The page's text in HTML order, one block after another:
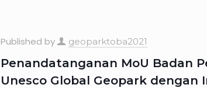
Published by geoparktoba2021
Penandatanganan MoU Badan
Unesco Global Geopark